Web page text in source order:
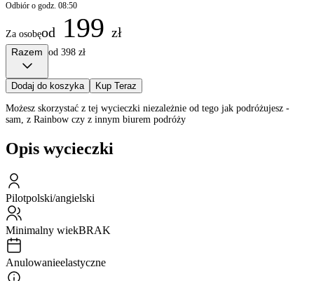
Odbiór o godz. 08:50
Za osobęod 199 zł
Razem od 398 zł
Dodaj do koszyka Kup Teraz
Możesz skorzystać z tej wycieczki niezależnie od tego jak podróżujesz -
sam, z Rainbow czy z innym biurem podróży
Opis wycieczki
Pilotpolski/angielski
Minimalny wiekBRAK
Anulowanieelastyczne